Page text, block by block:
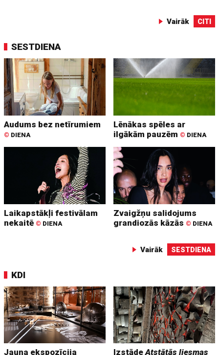
Vairāk CITI
SESTDIENA
Audums bez netīrumiem
© DIENA
Lēnākas spēles ar
ilgākām pauzēm © DIENA
Laikapstākļi festivālam
nekaitē © DIENA
Zvaigžņu salidojums
grandiozās kāzās © DIENA
Vairāk SESTDIENA
KDI
Jauna ekspozīcija IzstādeAtstātās liesmas